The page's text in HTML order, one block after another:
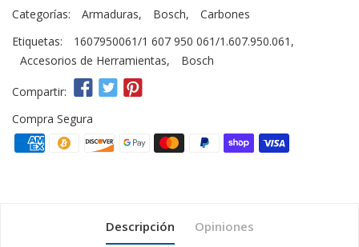
Categorías: Armaduras, Bosch,
Carbones
Etiquetas:
1607950061/1 607 950 061/1.607.950.061 ,
Accesorios de Herramientas, Bosch
Compartir:
Compra Segura
Descripción Opiniones